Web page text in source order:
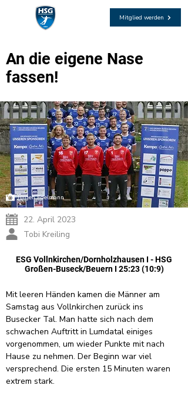
Mitglied werden
An die eigene Nase
fassen!
Jürgen Edelmann
22. April 2023
Tobi Kreiling
ESG Vollnkirchen/Dornholzhausen I - HSG
Großen-Buseck/Beuern I 25:23 (10:9)
Mit leeren Händen kamen die Männer am
Samstag aus Vollnkirchen zurück ins
Busecker Tal. Man hatte sich nach dem
schwachen Auftritt in Lumdatal einiges
vorgenommen, um wieder Punkte mit nach
Hause zu nehmen. Der Beginn war viel
versprechend. Die ersten 15 Minuten waren
extrem stark.